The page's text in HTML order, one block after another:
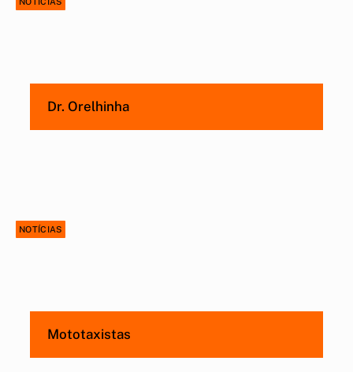
Dr. Orelhinha
NOTÍCIAS
Mototaxistas